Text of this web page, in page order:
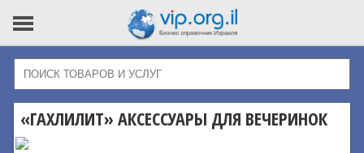
«ГАХЛИЛИТ» АКСЕССУАРЫ ДЛЯ ВЕЧЕРИНОК